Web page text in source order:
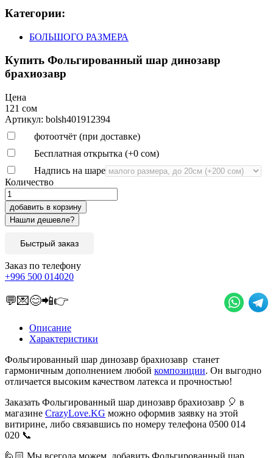
Категории:
БОЛЬШОГО РАЗМЕРА
Купить Фольгированный шар динозавр
брахиозавр
Цена
121 сом
Артикул: bolsh401912394
фотоотчёт (при доставке)
Бесплатная открытка (+0 сом)
Надпись на шаре
Количество
добавить в корзину
Быстрый заказ
Заказ по телефону
+996 500 014020
💬💌😊📲👉
Описание
Характеристики
Фольгированный шар динозавр брахиозавр станет
гармоничным дополнением любой композиции. Он выгодно
отличается высоким качеством латекса и прочностью!
Заказать Фольгированный шар динозавр брахиозавр 🎈 в
магазине CrazyLove.KG можно оформив заявку на этой
витирине, либо связавшись по номеру телефона 0500 014
020 📞
🙋🏻 Мы всегода можем добавить Фольгированный шар